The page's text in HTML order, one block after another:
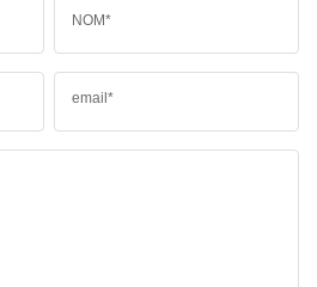
NOM*
email*